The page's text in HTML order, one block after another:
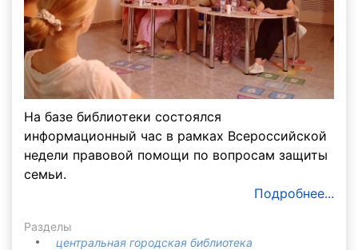
На базе библиотеки состоялся
информационный час в рамках Всероссийской
недели правовой помощи по вопросам защиты
семьи.
Подробнее...
Разделы
центральная городская библиотека